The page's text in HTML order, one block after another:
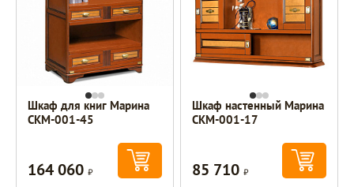
Шкаф для книг Марина
СКМ-001-45
164 060Р
Шкаф настенный Марина
СКМ-001-17
85 710Р